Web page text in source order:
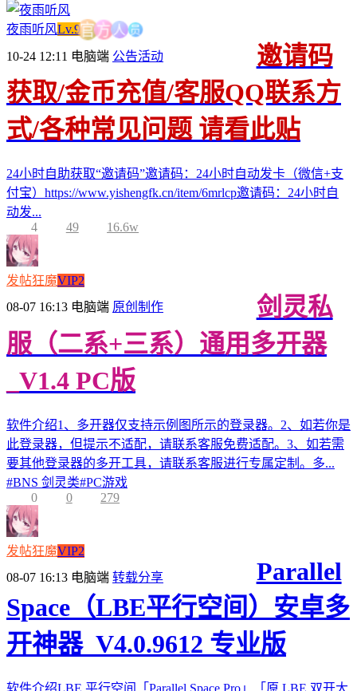
夜雨听风Lv.9官 方人员
10-24 12:11 电脑端 公告活动
邀请码
获取/金币充值/客服QQ联系方
式/各种常见问题 请看此贴
24小时自助获取“邀请码”邀请码：24小时自动发卡（微信+支
付宝）https://www.yishengfk.cn/item/6mrlcp邀请码：24小时自
动发...
4
49 16.6w
发帖狂魔VIP2
08-07 16:13 电脑端 原创制作
剑灵私
服（二系+三系）通用多开器
_V1.4 PC版
软件介绍1、多开器仅支持示例图所示的登录器。2、如若你是
此登录器，但提示不适配，请联系客服免费适配。3、如若需
要其他登录器的多开工具，请联系客服进行专属定制。多...
#BNS 剑灵类#PC游戏
0
0 279
发帖狂魔VIP2
08-07 16:13 电脑端 转载分享
Parallel
Space（LBE平行空间）安卓多
开神器_V4.0.9612 专业版
软件介绍LBE 平行空间「Parallel Space Pro」「原 LBE 双开大